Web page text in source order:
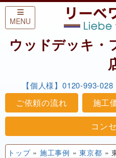
Skip to content
MENU
ウッドデッキ・
【個人様】0120-993-028
ご依頼の流れ 施工
コン
トップ» 施工事例 »東京都 »